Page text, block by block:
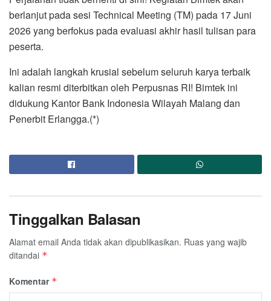
berlanjut pada sesi Technical Meeting (TM) pada 17 Juni
2026 yang berfokus pada evaluasi akhir hasil tulisan para
peserta.
​Ini adalah langkah krusial sebelum seluruh karya terbaik
kalian resmi diterbitkan oleh Perpusnas RI! Bimtek ini
didukung Kantor Bank Indonesia Wilayah Malang dan
Penerbit Erlangga.(*)
Tinggalkan Balasan
Alamat email Anda tidak akan dipublikasikan. Ruas yang wajib
ditandai *
Komentar *